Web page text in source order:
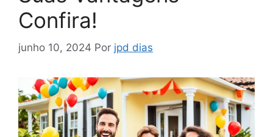
Confira!
junho 10, 2024 Por jpd dias